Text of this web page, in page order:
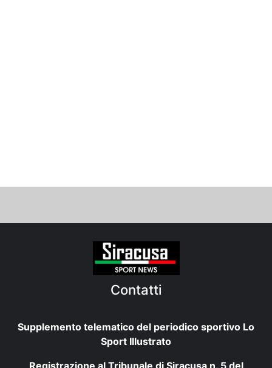
Contatti
Supplemento telematico del periodico sportivo Lo
Sport Illustrato